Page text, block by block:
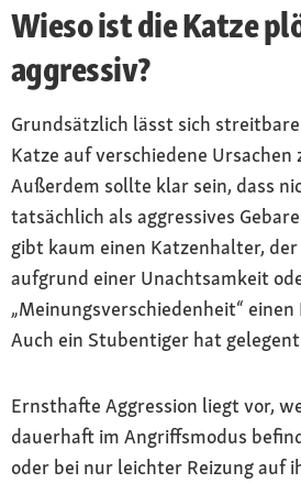
Wieso ist die Katze
aggressiv?
Grundsätzlich lässt sich
Katze auf verschiedene
Außerdem sollte klar sein, dass
tatsächlich als aggressives
gibt kaum einen Katzenhalter,
aufgrund einer Unachtsamkeit
„Meinungsverschiedenheit“
Auch ein Stubentiger hat
Ernsthafte Aggression liegt vor,
dauerhaft im Angriffsmodus
oder bei nur leichter Reizung auf